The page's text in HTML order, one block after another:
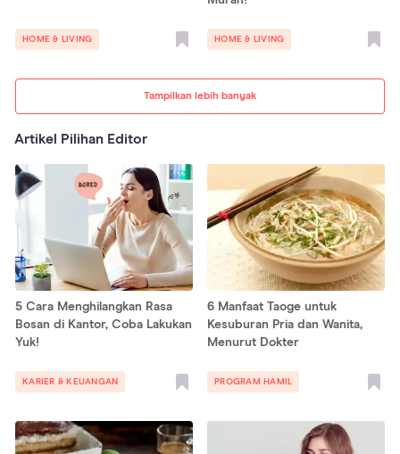
Tampilkan lebih banyak
HOME & LIVING HOME & LIVING
Artikel Pilihan Editor
5 Cara Menghilangkan Rasa
Bosan di Kantor, Coba Lakukan
Yuk!
KARIER & KEUANGAN
6 Manfaat Taoge untuk
Kesuburan Pria dan Wanita,
Menurut Dokter
PROGRAM HAMIL